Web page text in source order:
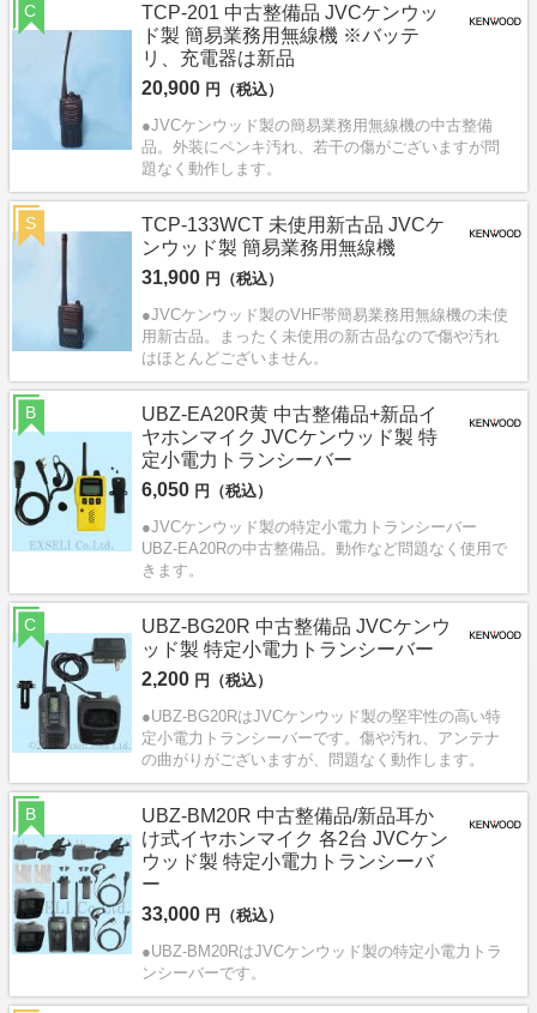
TCP-201 中古整備品 JVCケンウッ
ド製 簡易業務用無線機 ※バッテ
リ、充電器は新品
20,900 円（税込）
●JVCケンウッド製の簡易業務用無線機の中古整備
品。外装にペンキ汚れ、若干の傷がございますが問
題なく動作します。
C
TCP-133WCT 未使用新古品 JVCケ
ンウッド製 簡易業務用無線機
31,900 円（税込）
●JVCケンウッド製のVHF帯簡易業務用無線機の未使
用新古品。まったく未使用の新古品なので傷や汚れ
はほとんどございません。
S
UBZ-EA20R黄 中古整備品+新品イ
ヤホンマイク JVCケンウッド製 特
定小電力トランシーバー
6,050 円（税込）
●JVCケンウッド製の特定小電力トランシーバー
UBZ-EA20Rの中古整備品。動作など問題なく使用で
きます。
B
UBZ-BG20R 中古整備品 JVCケンウ
ッド製 特定小電力トランシーバー
2,200 円（税込）
●UBZ-BG20RはJVCケンウッド製の堅牢性の高い特
定小電力トランシーバーです。傷や汚れ、アンテナ
の曲がりがございますが、問題なく動作します。
C
UBZ-BM20R 中古整備品/新品耳か
け式イヤホンマイク 各2台 JVCケン
ウッド製 特定小電力トランシーバ
ー
33,000 円（税込）
●UBZ-BM20RはJVCケンウッド製の特定小電力トラ
ンシーバーです。
B